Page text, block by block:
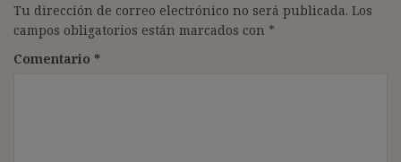
Tu dirección de correo electrónico no será publicada. Los
campos obligatorios están marcados con *
Comentario *